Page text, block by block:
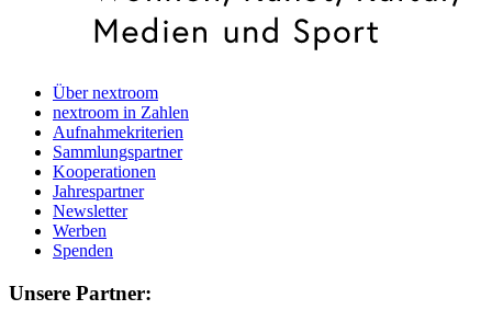
Über nextroom
nextroom in Zahlen
Aufnahmekriterien
Sammlungspartner
Kooperationen
Jahrespartner
Newsletter
Werben
Spenden
Unsere Partner: